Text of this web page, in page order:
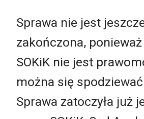
Sprawa nie jest
zakończona,
SOKiK nie jest
można się
Sprawa zatoczyła już